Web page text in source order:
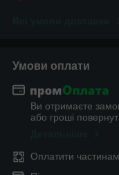
Умови оплати
Ви отримаєте
або гроші
Оплатити